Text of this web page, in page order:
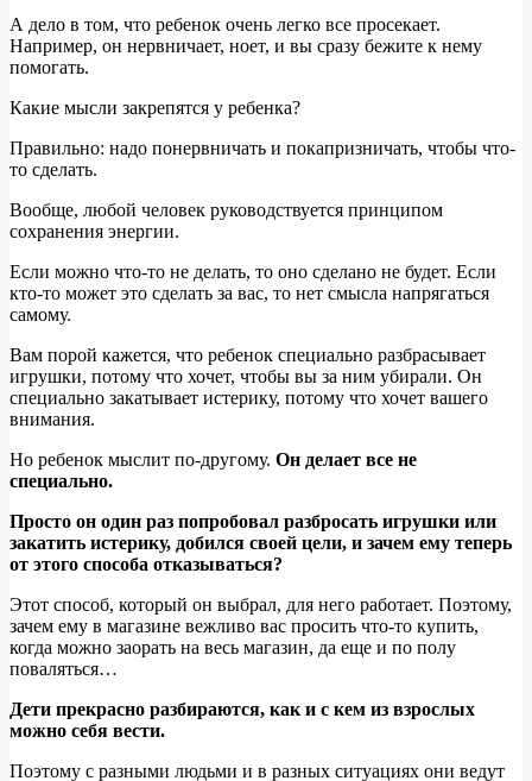
А дело в том, что ребенок очень легко все просекает.
Например, он нервничает, ноет, и вы сразу бежите к нему
помогать.
Какие мысли закрепятся у ребенка?
Правильно: надо понервничать и покапризничать, чтобы что-
то сделать.
Вообще, любой человек руководствуется принципом
сохранения энергии.
Если можно что-то не делать, то оно сделано не будет. Если
кто-то может это сделать за вас, то нет смысла напрягаться
самому.
Вам порой кажется, что ребенок специально разбрасывает
игрушки, потому что хочет, чтобы вы за ним убирали. Он
специально закатывает истерику, потому что хочет вашего
внимания.
Но ребенок мыслит по-другому. Он делает все не
специально.
Просто он один раз попробовал разбросать игрушки или
закатить истерику, добился своей цели, и зачем ему теперь
от этого способа отказываться?
Этот способ, который он выбрал, для него работает. Поэтому,
зачем ему в магазине вежливо вас просить что-то купить,
когда можно заорать на весь магазин, да еще и по полу
поваляться…
Дети прекрасно разбираются, как и с кем из взрослых
можно себя вести.
Поэтому с разными людьми и в разных ситуациях они ведут